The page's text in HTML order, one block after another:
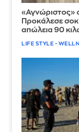
«Αγνώριστος»
Προκάλεσε
απώλεια 90
LIFE STYLE -